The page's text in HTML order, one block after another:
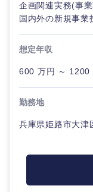
企画関連実務(事
国内外の新規事業
想定年収
600 万円 ～ 1200
勤務地
兵庫県姫路市大津